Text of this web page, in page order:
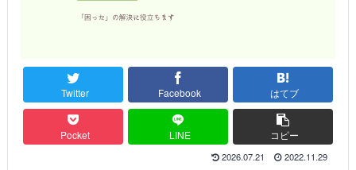
Twitter Facebook はてブ
Pocket LINE コピー
2026.07.21 2022.11.29